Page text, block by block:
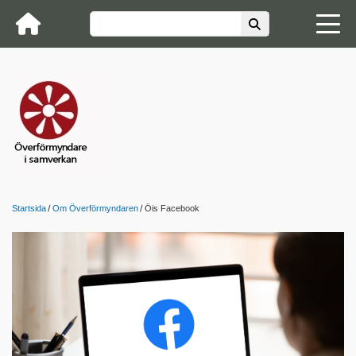
Startsida Om Överförmyndaren Öis Facebook